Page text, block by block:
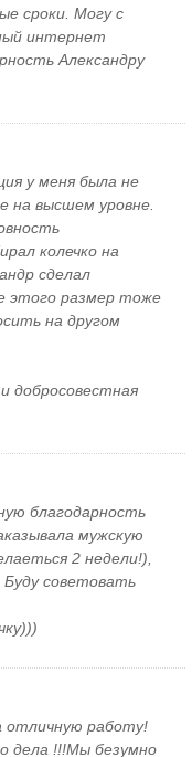
сроки. Могу с
интернет
Александру
у меня была не
на высшем уровне.
колечко на
сделал
этого размер тоже
на другом
добросовестная
благодарность
мужскую
2 недели!),
советовать
отличную работу!
дела !!!Мы безумно